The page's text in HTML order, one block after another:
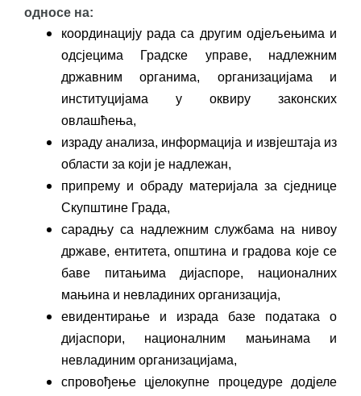
7. августа
Обавјештење за предузетника - Вера
Ујић
односе на:
координацију рада са другим одјељењима и
одсјецима Градске управе, надлежним
државним органима, организацијама и
институцијама у оквиру законских
овлашћења,
израду анализа, информација и извјештаја из
области за који је надлежан,
припрему и обраду материјала за сједнице
Скупштине Града,
сарадњу са надлежним службама на нивоу
државе, ентитета, општина и градова које се
баве питањима дијаспоре, националних
мањина и невладиних организација,
евидентирање и израда базе података о
дијаспори, националним мањинама и
невладиним организацијама,
спровођење цјелокупне процедуре додјеле